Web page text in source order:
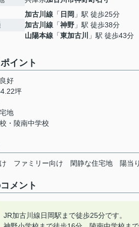
加古川線 「 日岡 」駅 徒歩25分
加古川線 「神野 」駅 徒歩38分
山陽本線 「東加古川 」駅 徒歩43分
イント
好
坪
地
・陵南中学校
ファミリー向け 閑静な住宅地 陽当
メント
JR加古川線日岡駅まで徒歩25分です。